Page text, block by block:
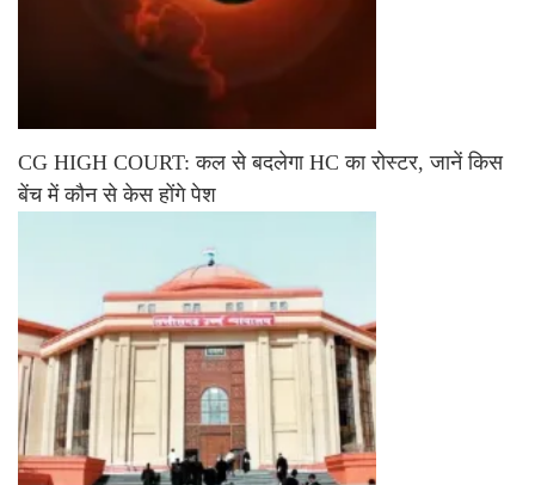
CG HIGH COURT: कल से बदलेगा HC का रोस्टर, जानें किस
बेंच में कौन से केस होंगे पेश